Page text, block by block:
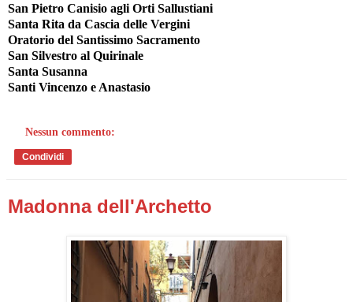
San Pietro Canisio agli Orti Sallustiani
Santa Rita da Cascia delle Vergini
Oratorio del Santissimo Sacramento
San Silvestro al Quirinale
Santa Susanna
Santi Vincenzo e Anastasio
Nessun commento:
Condividi
Madonna dell'Archetto